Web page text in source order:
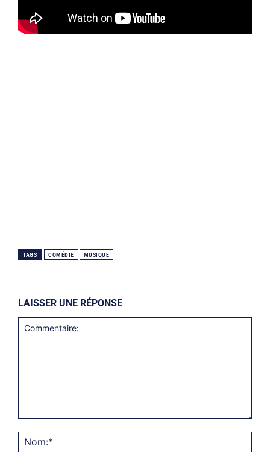
TAGS COMÉDIE MUSIQUE
LAISSER UNE RÉPONSE